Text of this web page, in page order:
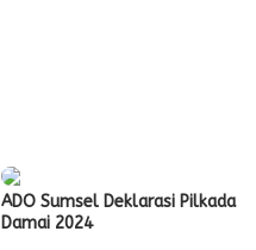
ADO Sumsel Deklarasi Pilkada
Damai 2024